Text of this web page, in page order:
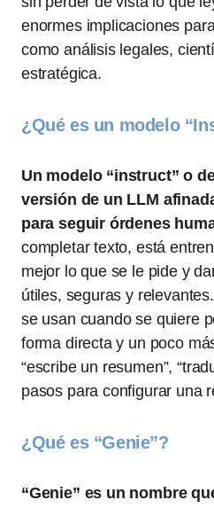
enormes implicaciones
como análisis legales,
estratégica.
¿Qué es un modelo
Un modelo “instruct” o
versión de un LLM
para seguir órdenes
completar texto, está
mejor lo que se le pide y
útiles, seguras y
se usan cuando se quiere
forma directa y un poco
“escribe un resumen”,
pasos para configurar una
¿Qué es “Genie”?
“Genie” es un nombre